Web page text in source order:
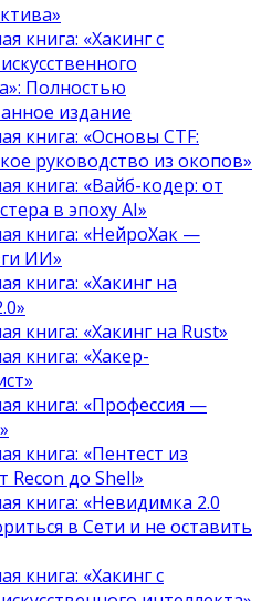
книга: «Хакинг с
Полностью
издание
книга: «Основы CTF:
руководство из окопов»
книга: «Вайб-кодер: от
в эпоху AI»
книга: «НейроХак —
ИИ»
книга: «Хакинг на
книга: «Хакинг на Rust»
книга: «Хакер-
книга: «Профессия —
книга: «Пентест из
Recon до Shell»
книга: «Невидимка 2.0
в Сети и не оставить
книга: «Хакинг с